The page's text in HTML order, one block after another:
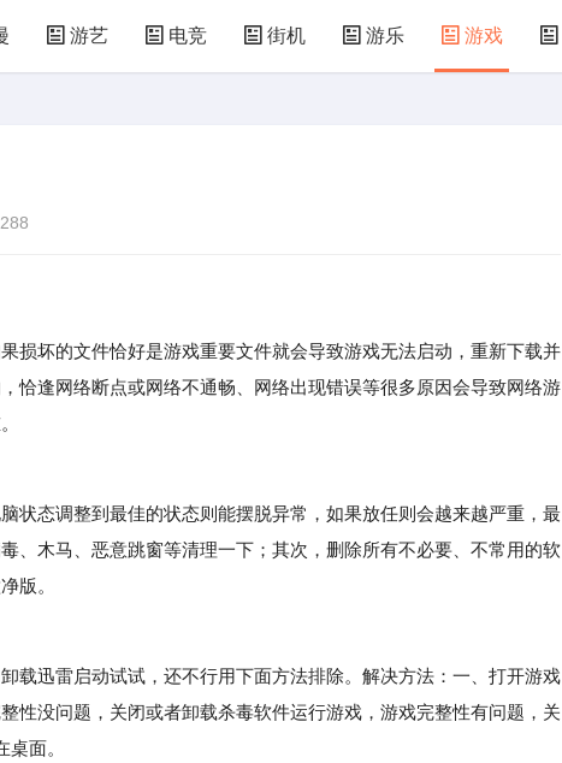
游艺 电竞 街机 游乐 游戏
288
坏的文件恰好是游戏重要文件就会导致游戏无法启动，重新下载并
恰逢网络断点或网络不通畅、网络出现错误等很多原因会导致网络游
态调整到最佳的状态则能摆脱异常，如果放任则会越来越严重，最
、木马、恶意跳窗等清理一下；其次，删除所有不必要、不常用的软
版。
迅雷启动试试，还不行用下面方法排除。解决方法：一、打开游戏
性没问题，关闭或者卸载杀毒软件运行游戏，游戏完整性有问题，关
面。